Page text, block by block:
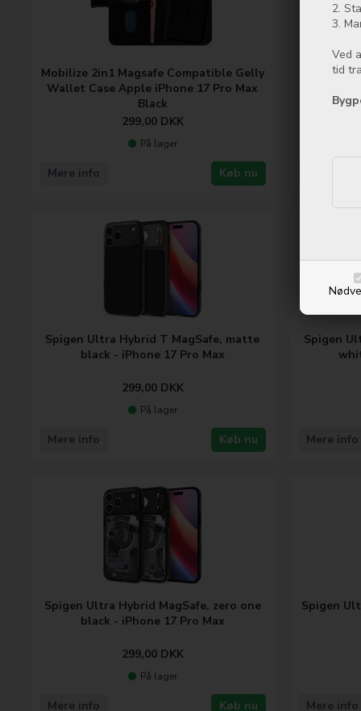
2.
3.
Ved
tid
Mobilize 2in1 Magsafe Compatible Gelly
Wallet Case Apple iPhone 17 Pro Max
Black
299,00 DKK
På lager
Køb nu
Mere info
Spigen Ultra Hybrid T MagSafe, matte
black - iPhone 17 Pro Max
299,00 DKK
På lager
Køb nu
Mere info
Spigen
Mere info
Spigen Ultra Hybrid MagSafe, zero one
black - iPhone 17 Pro Max
299,00 DKK
På lager
Køb nu
Mere info
Spigen
Mere info